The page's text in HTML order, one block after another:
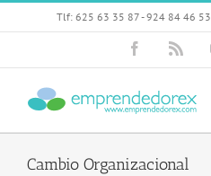
Skip
Tlf: 625 63 35 87 - 924 84 46 53
Facebook
Cambio Organizacional